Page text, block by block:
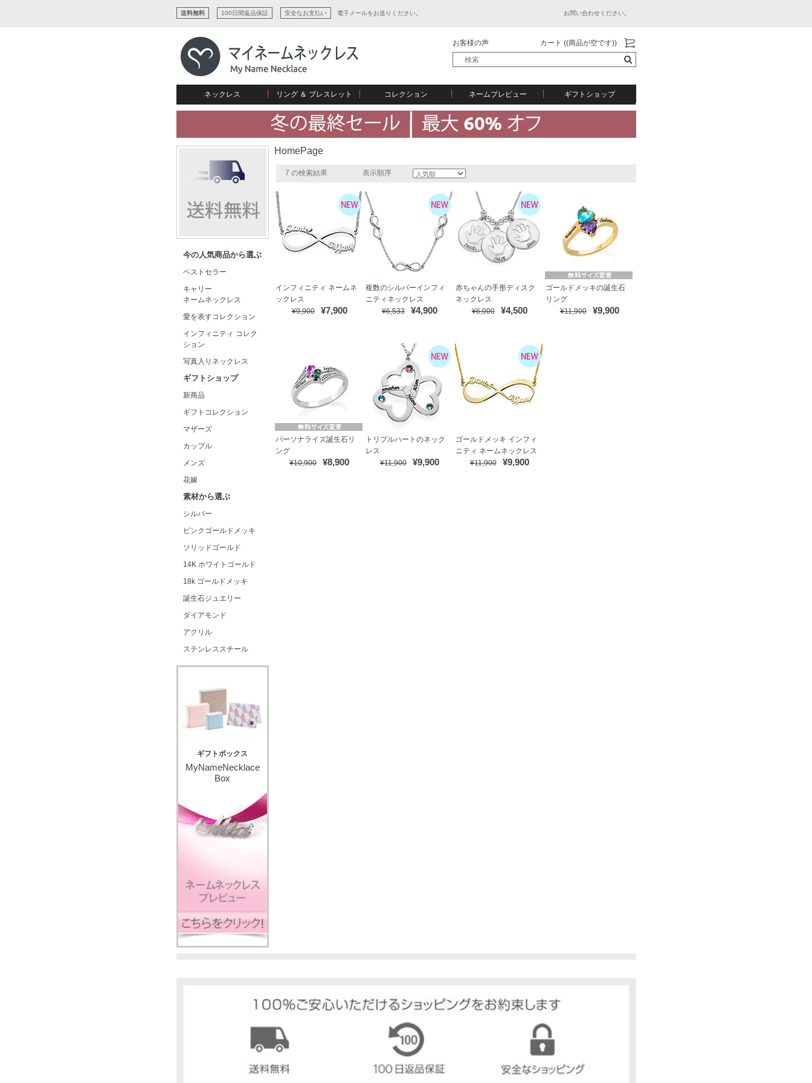
送料無料 100日間返品保証 安全なお支払い 電子メールをお送りください。 お問い合わせください。
お客様の声 カート ((商品が空です))
ネックレス
すべてコレクションを見る
ネームネックレス
プチネームネックレス
リング ＆ ブレスレット
リング
愛のブレスレット
コレクション
愛を表すコレクション
イニシャルジュエリー
誕生石コレクション
バーネックレスコレクション
ディスクとサークルのコレクション
ネームプレビュー
ネームプレビュー
ギフトショップ
マザーズ
メンズ
ギフトコレクション
今の人気商品から選ぶ
ベストセラー
キャリー
ネームネックレス
愛を表すコレクション
インフィニティ コレク
ション
写真入りネックレス
ギフトショップ
新商品
ギフトコレクション
マザーズ
カップル
メンズ
花嫁
素材から選ぶ
シルバー
ピンクゴールドメッキ
ソリッドゴールド
14K ホワイトゴールド
18k ゴールドメッキ
誕生石ジュエリー
ダイアモンド
アクリル
ステンレススチール
ギフトボックス
MyNameNecklace
Box
HomePage
7 の検索結果 表示順序
インフィニティ ネームネ
ックレス
¥9,900
¥7,900
複数のシルバーインフィ
ニティネックレス
¥6,533
¥4,900
赤ちゃんの手形ディスク
ネックレス
¥6,000
¥4,500
ゴールドメッキの誕生石
リング
¥11,900
¥9,900
パーソナライズ誕生石リ
ング
¥10,900
¥8,900
トリプルハートのネック
レス
¥11,900
¥9,900
ゴールドメッキ インフィ
ニティ ネームネックレス
¥11,900
¥9,900